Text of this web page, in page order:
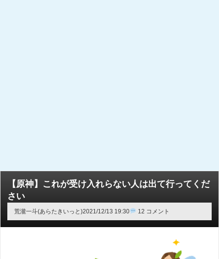
【原神】これが受け入れらない人は出て行ってくだ
さい
荒瀧一斗(あらたきいっと)2021/12/13 19:30 12 コメント